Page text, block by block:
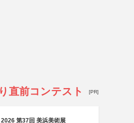
直前コンテスト [PR]
2026 第37回 美浜美術展